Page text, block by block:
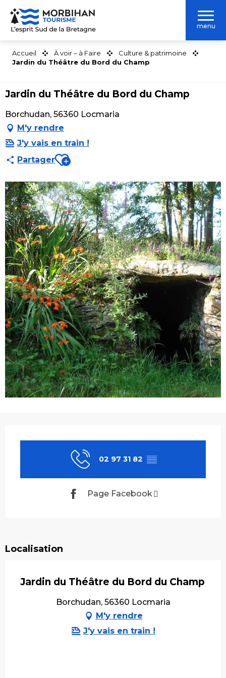
Aller
contenu
menu
Accueil À voir – à Faire
Culture & patrimoine
Jardin du Théâtre du Bord du Champ
Jardin du Théâtre du Bord du Champ
Borchudan, 56360 Locmaria
M'y rendre
J'y vais en train !
PartagerAjouter aux favoris
02 97 31 82 ▒▒
Page Facebook
Localisation
Jardin du Théâtre du Bord du Champ
Borchudan, 56360 Locmaria
M'y rendre
J'y vais en train !